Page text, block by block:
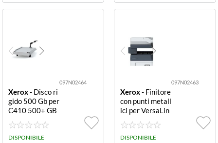
097N02464
Xerox- Disco ri
gido 500 Gb per
C410 500+ GB
Hard Disk C410
DISPONIBILE
097N02463
Xerox- Finitore
con punti metall
ici per VersaLin
k C625 Conveni
ence Stapler C6
20/C625
DISPONIBILE